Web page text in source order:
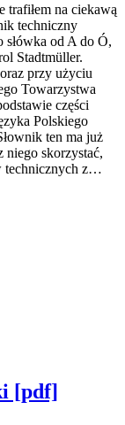
na ciekawą
techniczny
od A do Ó,
Stadtmüller.
przy użyciu
Towarzystwa
części
Polskiego
ten ma już
niego skorzystać,
technicznych z…
[pdf]